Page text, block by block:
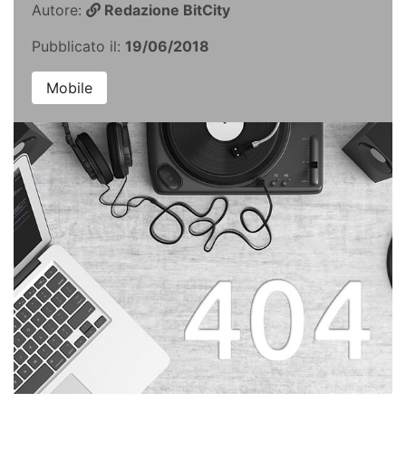
Autore:
Redazione BitCity
Pubblicato il: 19/06/2018
Mobile